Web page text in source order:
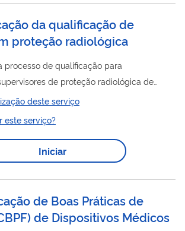
previamente cadastrada na...
da qualificação de
proteção radiológica
processo de qualificação para
de proteção radiológica de
específicas. O processo inicial trata-se de
com diferentes fases até que o candidato
em todas as fases para então
. Uma vez obtida acertificação
renovar acertificação
periodicamente,
deste serviço
este serviço?
Iniciar
de Boas Práticas de
de Dispositivos Médicos